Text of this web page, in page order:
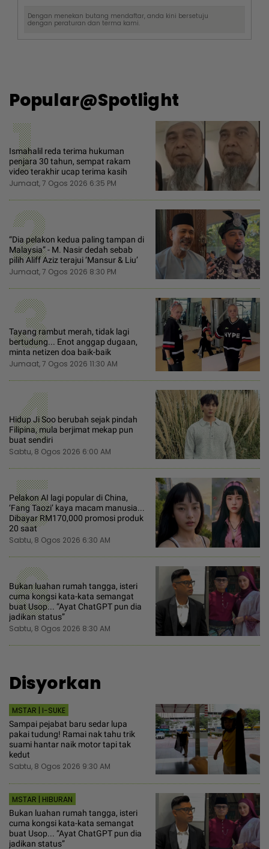
Dengan menekan butang mendaftar, anda kini bersetuju
dengan peraturan dan terma kami.
Popular@Spotlight
1
Ismahalil reda terima hukuman
penjara 30 tahun, sempat rakam
video terakhir ucap terima kasih
Jumaat, 7 Ogos 2026 6:35 PM
2
“Dia pelakon kedua paling tampan di
Malaysia” - M. Nasir dedah sebab
pilih Aliff Aziz terajui ‘Mansur & Liu’
Jumaat, 7 Ogos 2026 8:30 PM
3
Tayang rambut merah, tidak lagi
bertudung... Enot anggap dugaan,
minta netizen doa baik-baik
Jumaat, 7 Ogos 2026 11:30 AM
4
Hidup Ji Soo berubah sejak pindah
Filipina, mula berjimat mekap pun
buat sendiri
Sabtu, 8 Ogos 2026 6:00 AM
5
Pelakon AI lagi popular di China,
‘Fang Taozi’ kaya macam manusia...
Dibayar RM170,000 promosi produk
20 saat
Sabtu, 8 Ogos 2026 6:30 AM
6
Bukan luahan rumah tangga, isteri
cuma kongsi kata-kata semangat
buat Usop... “Ayat ChatGPT pun dia
jadikan status”
Sabtu, 8 Ogos 2026 8:30 AM
Disyorkan
MSTAR | I-SUKE
Sampai pejabat baru sedar lupa
pakai tudung! Ramai nak tahu trik
suami hantar naik motor tapi tak
kedut
Sabtu, 8 Ogos 2026 9:30 AM
MSTAR | HIBURAN
Bukan luahan rumah tangga, isteri
cuma kongsi kata-kata semangat
buat Usop... “Ayat ChatGPT pun dia
jadikan status”